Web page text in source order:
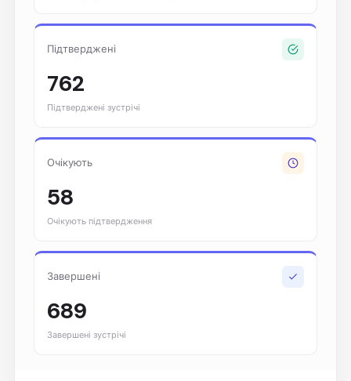
Підтверджені
762
Підтверджені зустрічі
Очікують
58
Очікують підтвердження
Завершені
689
Завершені зустрічі